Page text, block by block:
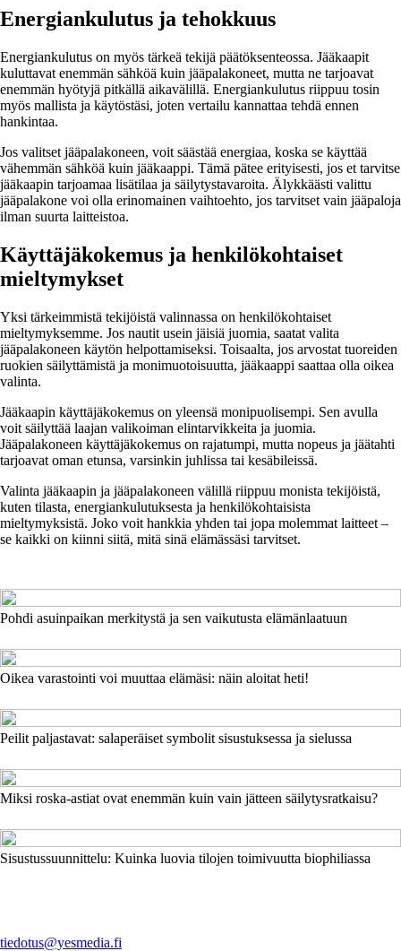
Energiankulutus ja tehokkuus
Energiankulutus on myös tärkeä tekijä päätöksenteossa. Jääkaapit
kuluttavat enemmän sähköä kuin jääpalakoneet, mutta ne tarjoavat
enemmän hyötyjä pitkällä aikavälillä. Energiankulutus riippuu tosin
myös mallista ja käytöstäsi, joten vertailu kannattaa tehdä ennen
hankintaa.
Jos valitset jääpalakoneen, voit säästää energiaa, koska se käyttää
vähemmän sähköä kuin jääkaappi. Tämä pätee erityisesti, jos et tarvitse
jääkaapin tarjoamaa lisätilaa ja säilytystavaroita. Älykkäästi valittu
jääpalakone voi olla erinomainen vaihtoehto, jos tarvitset vain jääpaloja
ilman suurta laitteistoa.
Käyttäjäkokemus ja henkilökohtaiset
mieltymykset
Yksi tärkeimmistä tekijöistä valinnassa on henkilökohtaiset
mieltymyksemme. Jos nautit usein jäisiä juomia, saatat valita
jääpalakoneen käytön helpottamiseksi. Toisaalta, jos arvostat tuoreiden
ruokien säilyttämistä ja monimuotoisuutta, jääkaappi saattaa olla oikea
valinta.
Jääkaapin käyttäjäkokemus on yleensä monipuolisempi. Sen avulla
voit säilyttää laajan valikoiman elintarvikkeita ja juomia.
Jääpalakoneen käyttäjäkokemus on rajatumpi, mutta nopeus ja jäätahti
tarjoavat oman etunsa, varsinkin juhlissa tai kesäbileissä.
Valinta jääkaapin ja jääpalakoneen välillä riippuu monista tekijöistä,
kuten tilasta, energiankulutuksesta ja henkilökohtaisista
mieltymyksistä. Joko voit hankkia yhden tai jopa molemmat laitteet –
se kaikki on kiinni siitä, mitä sinä elämässäsi tarvitset.
Pohdi asuinpaikan merkitystä ja sen vaikutusta elämänlaatuun
Oikea varastointi voi muuttaa elämäsi: näin aloitat heti!
Peilit paljastavat: salaperäiset symbolit sisustuksessa ja sielussa
Miksi roska-astiat ovat enemmän kuin vain jätteen säilytysratkaisu?
Sisustussuunnittelu: Kuinka luovia tilojen toimivuutta biophiliassa
tiedotus@yesmedia.fi